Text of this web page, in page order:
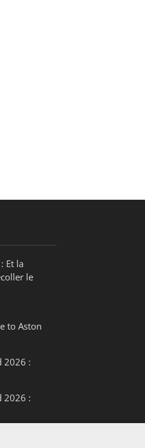
Et la
le
to Aston
2026 :
2026 :